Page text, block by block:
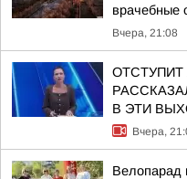
врачебные
Вчера, 21:08
В ЭТИ
Вчера,
Велопарад